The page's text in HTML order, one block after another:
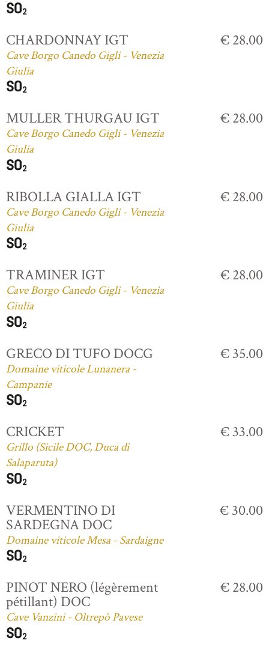
CHARDONNAY IGT
Cave Borgo Canedo Gigli - Venezia
Giulia
€ 28.00
MULLER THURGAU IGT
Cave Borgo Canedo Gigli - Venezia
Giulia
€ 28.00
RIBOLLA GIALLA IGT
Cave Borgo Canedo Gigli - Venezia
Giulia
€ 28.00
TRAMINER IGT
Cave Borgo Canedo Gigli - Venezia
Giulia
€ 28.00
GRECO DI TUFO DOCG
Domaine viticole Lunanera -
Campanie
€ 35.00
CRICKET
Grillo (Sicile DOC, Duca di
Salaparuta)
€ 33.00
VERMENTINO DI
SARDEGNA DOC
Domaine viticole Mesa - Sardaigne
€ 30.00
PINOT NERO (légèrement
pétillant) DOC
Cave Vanzini - Oltrepò Pavese
€ 28.00